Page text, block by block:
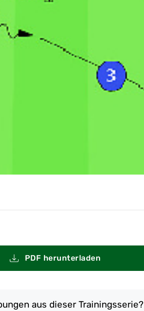
PDF herunterladen
aus dieser Trainingsserie?